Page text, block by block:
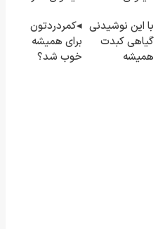
"در منزل"
درمان کنی!
درمان کنی؟
((پرسش‌نامه))
با این نوشیدنی
گیاهی کبدت
همیشه
◂کمردردتون
برای همیشه
خوب شد؟